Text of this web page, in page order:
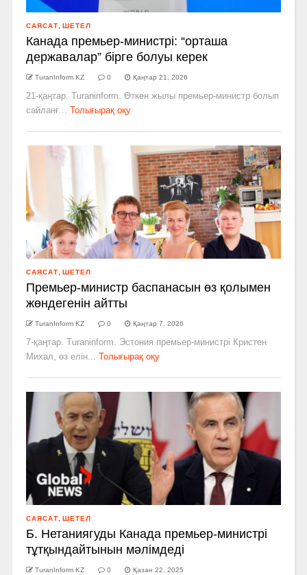
САЯСАТ ШЕТЕЛ
Канада премьер-министрі: “орташа
державалар” бірге болуы керек
TuranInform KZ 0 Қаңтар 21, 2026
21-қаңтар. Turaninform. Өткен жылы премьер-министр болып
сайланғ...
Толығырақ оқу
САЯСАТ ШЕТЕЛ
Премьер-министр баспанасын өз қолымен
жөндегенін айтты
TuranInform KZ 0 Қаңтар 7, 2026
7-қаңтар. Turaninform. Эстония премьер-министрі Кристен
Михал, өз елін...
Толығырақ оқу
САЯСАТ ШЕТЕЛ
Б. Нетаниягуды Канада премьер-министрі
тұтқындайтынын мәлімдеді
TuranInform KZ 0 Қазан 22, 2025